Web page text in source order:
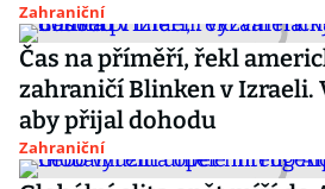
Zahraniční
Čas na příměří, řekl
zahraničí Blinken v Izraeli.
aby přijal dohodu
Zahraniční